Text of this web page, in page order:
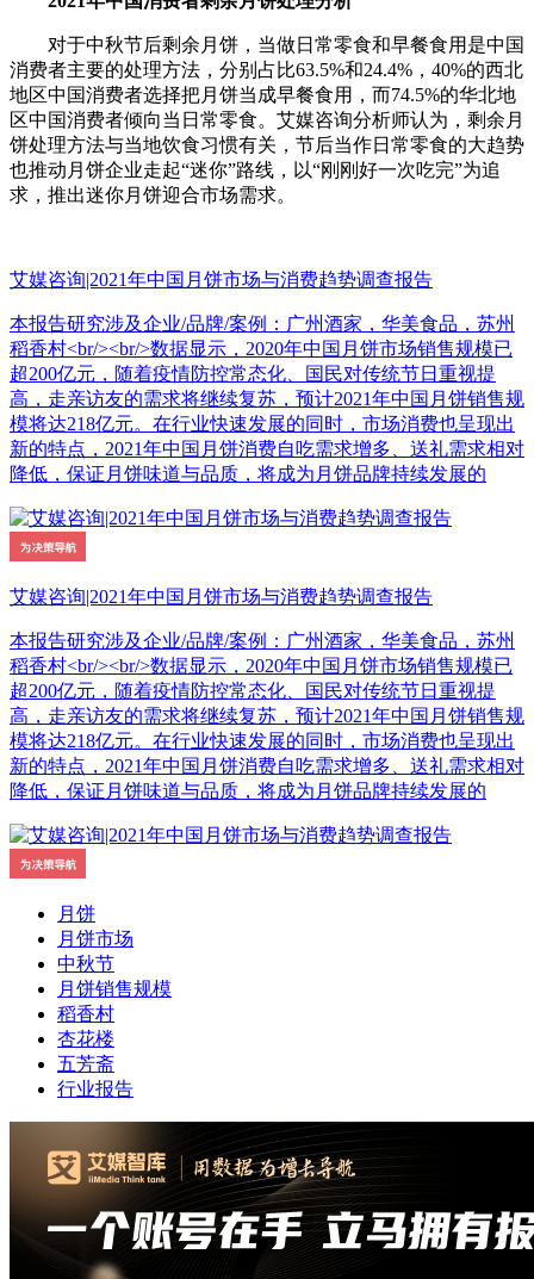
对于中秋节后剩余月饼，当做日常零食和早餐食用是中国
消费者主要的处理方法，分别占比63.5%和24.4%，40%的西北
地区中国消费者选择把月饼当成早餐食用，而74.5%的华北地
区中国消费者倾向当日常零食。艾媒咨询分析师认为，剩余月
饼处理方法与当地饮食习惯有关，节后当作日常零食的大趋势
也推动月饼企业走起“迷你”路线，以“刚刚好一次吃完”为追
求，推出迷你月饼迎合市场需求。
艾媒咨询|2021年中国月饼市场与消费趋势调查报告
本报告研究涉及企业/品牌/案例：广州酒家，华美食品，苏州
稻香村<br/><br/>数据显示，2020年中国月饼市场销售规模已
超200亿元，随着疫情防控常态化、国民对传统节日重视提
高，走亲访友的需求将继续复苏，预计2021年中国月饼销售规
模将达218亿元。在行业快速发展的同时，市场消费也呈现出
新的特点，2021年中国月饼消费自吃需求增多、送礼需求相对
降低，保证月饼味道与品质，将成为月饼品牌持续发展的
艾媒咨询|2021年中国月饼市场与消费趋势调查报告
本报告研究涉及企业/品牌/案例：广州酒家，华美食品，苏州
稻香村<br/><br/>数据显示，2020年中国月饼市场销售规模已
超200亿元，随着疫情防控常态化、国民对传统节日重视提
高，走亲访友的需求将继续复苏，预计2021年中国月饼销售规
模将达218亿元。在行业快速发展的同时，市场消费也呈现出
新的特点，2021年中国月饼消费自吃需求增多、送礼需求相对
降低，保证月饼味道与品质，将成为月饼品牌持续发展的
月饼
月饼市场
中秋节
月饼销售规模
稻香村
杏花楼
五芳斋
行业报告